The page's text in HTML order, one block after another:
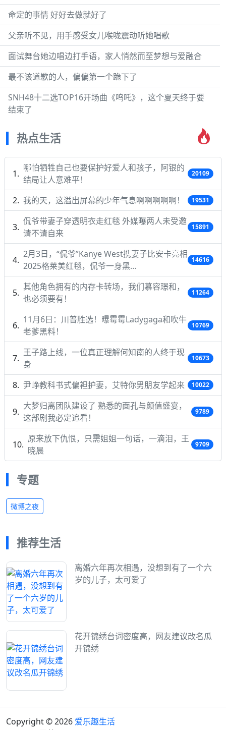
命定的事情 好好去做就好了
父亲听不见，用手感受女儿喉咙震动听她唱歌
面试舞台她边唱边打手语，家人悄然而至梦想与爱融合
最不该道歉的人，偏偏第一个跪下了
SNH48十二选TOP16开场曲《呜吒》，这个夏天终于要
结束了
热点生活
哪怕牺牲自己也要保护好爱人和孩子，阿银的
结局让人意难平！
20109
我的天，这溢出屏幕的少年气息啊啊啊啊啊！ 19531
侃爷带妻子穿透明衣走红毯 外媒曝两人未受邀
请不请自来
15891
2月3日，“侃爷”Kanye West携妻子比安卡亮相
2025格莱美红毯，侃爷一身黑…
14616
其他角色拥有的内存卡转场，我们慕容璟和，
也必须要有！
11264
11月6日：川普胜选！曝霉霉Ladygaga和吹牛
老爹黑料！
10769
王子路上线，一位真正理解何知南的人终于现
身
10673
尹峥教科书式偏袒护妻，艾特你男朋友学起来 10022
大梦归离团队建设了 熟悉的面孔与颜值盛宴，
这部剧我必定追看！
9789
原来放下仇恨，只需姐姐一句话，一滴泪，王
晓晨
9709
专题
微博之夜
推荐生活
离婚六年再次相遇，没想到有了一个六
岁的儿子，太可爱了
花开锦绣台词密度高，网友建议改名瓜
开锦绣
Copyright © 2026 爱乐趣生活